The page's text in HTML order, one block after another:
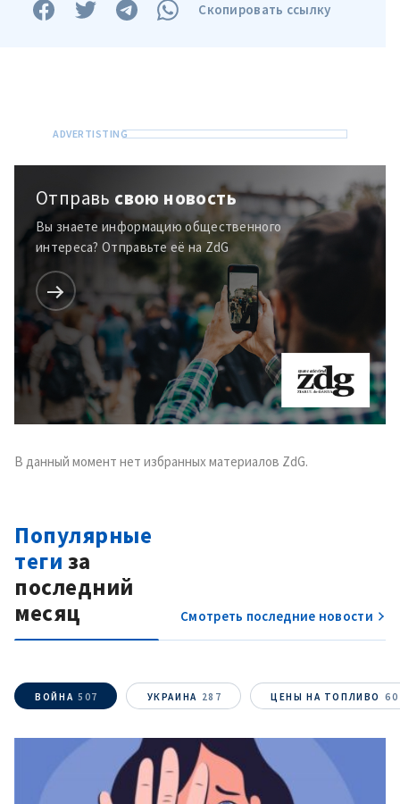
Отправить
информацию
în Română in English
Скопировать ссылку
Отправь свою новость
Вы знаете информацию общественного
интереса? Отправьте её на ZdG
В данный момент нет избранных материалов ZdG.
Популярные
теги за
последний
месяц
Смотреть последние новости
ВОЙНА 507 УКРАИНА 287 ЦЕНЫ НА ТОПЛИВО 60